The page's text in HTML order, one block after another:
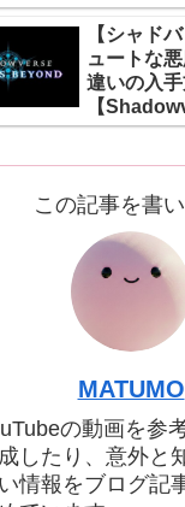
【シャド
ュートな
違いの入
【
Beyond】
この記事を書
MATUMO
の動画を参
したり、意外と
情報をブログ記